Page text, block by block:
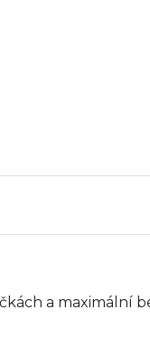
a maximální